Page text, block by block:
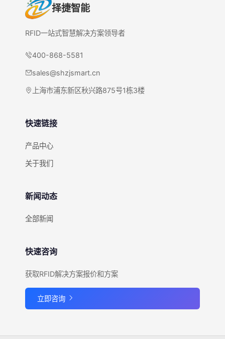
择捷智能
RFID一站式智慧解决方案领导者
400-868-5581
sales@shzjsmart.cn
上海市浦东新区秋兴路875号1栋3楼
快速链接
产品中心
关于我们
新闻动态
全部新闻
快速咨询
获取RFID解决方案报价和方案
立即咨询